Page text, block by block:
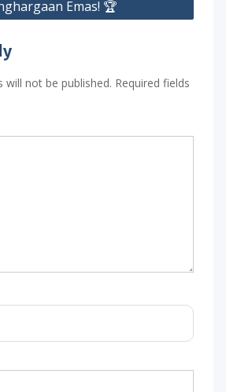
Emas! 🏆
will not be published. Required fields